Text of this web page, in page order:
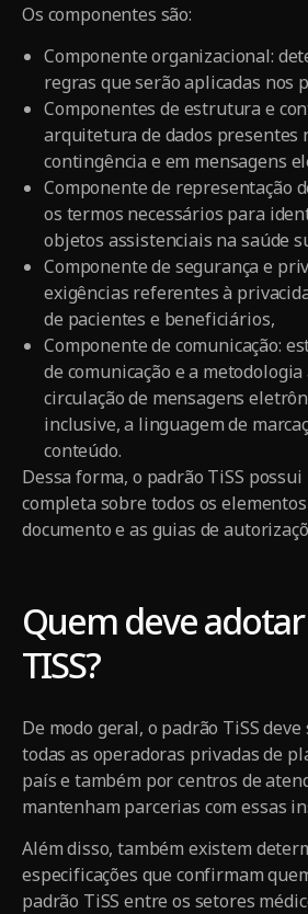
Os componentes são:
Componente organizacional:
regras que serão aplicadas nos
Componentes de estrutura e
arquitetura de dados presentes
contingência e em mensagens
Componente de representação
os termos necessários para
objetos assistenciais na saúde
Componente de segurança e
exigências referentes à
de pacientes e beneficiários,
Componente de comunicação:
de comunicação e a
circulação de mensagens
inclusive, a linguagem de
conteúdo.
Dessa forma, o padrão TiSS
completa sobre todos os
documento e as guias de
Quem deve
TISS?
De modo geral, o padrão TiSS
todas as operadoras privadas de
país e também por centros de
mantenham parcerias com essas
Além disso, também existem
especificações que confirmam
padrão TiSS entre os setores